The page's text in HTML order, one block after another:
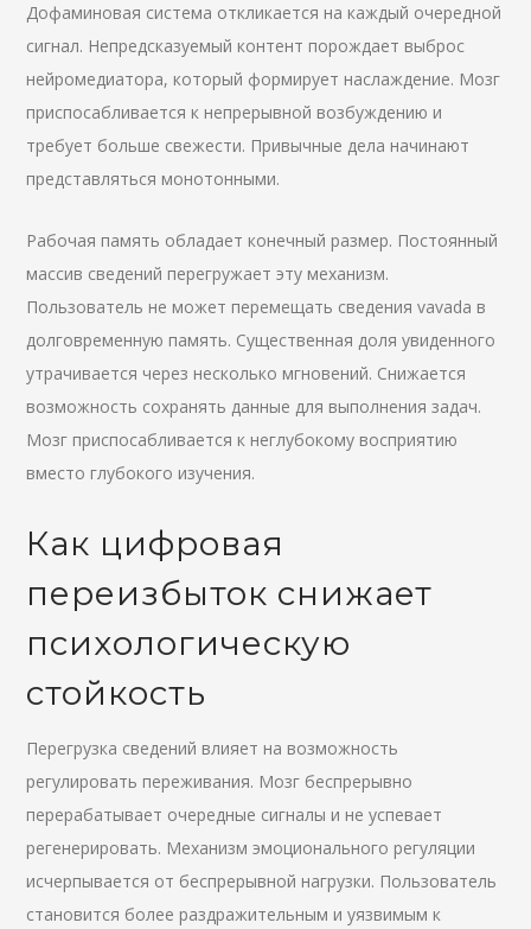
Дофаминовая система откликается на каждый очередной
сигнал. Непредсказуемый контент порождает выброс
нейромедиатора, который формирует наслаждение. Мозг
приспосабливается к непрерывной возбуждению и
требует больше свежести. Привычные дела начинают
представляться монотонными.
Рабочая память обладает конечный размер. Постоянный
массив сведений перегружает эту механизм.
Пользователь не может перемещать сведения vavada в
долговременную память. Существенная доля увиденного
утрачивается через несколько мгновений. Снижается
возможность сохранять данные для выполнения задач.
Мозг приспосабливается к неглубокому восприятию
вместо глубокого изучения.
Как цифровая
переизбыток снижает
психологическую
стойкость
Перегрузка сведений влияет на возможность
регулировать переживания. Мозг беспрерывно
перерабатывает очередные сигналы и не успевает
регенерировать. Механизм эмоционального регуляции
исчерпывается от беспрерывной нагрузки. Пользователь
становится более раздражительным и уязвимым к